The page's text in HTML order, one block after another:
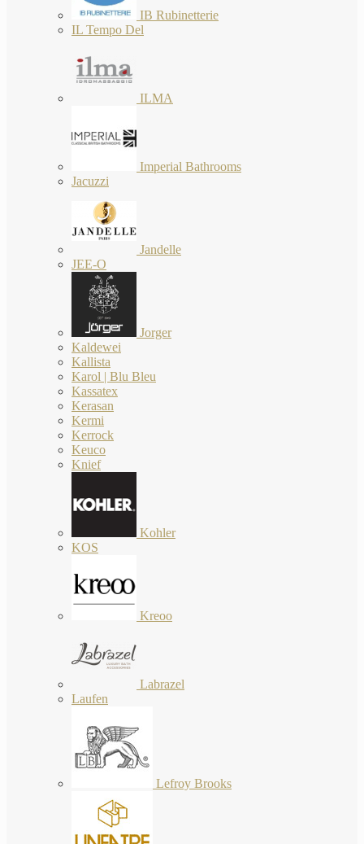
IB Rubinetterie
IL Tempo Del
ILMA
Imperial Bathrooms
Jacuzzi
Jandelle
JEE-O
Jorger
Kaldewei
Kallista
Karol | Blu Bleu
Kassatex
Kerasan
Kermi
Kerrock
Keuco
Knief
Kohler
KOS
Kreoo
Labrazel
Laufen
Lefroy Brooks